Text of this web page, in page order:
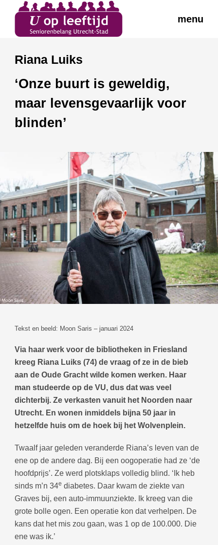
menu
Riana Luiks
‘Onze buurt is geweldig,
maar levensgevaarlijk voor
blinden’
Tekst en beeld: Moon Saris – januari 2024
Via haar werk voor de bibliotheken in Friesland
kreeg Riana Luiks (74) de vraag of ze in de bieb
aan de Oude Gracht wilde komen werken. Haar
man studeerde op de VU, dus dat was veel
dichterbij. Ze verkasten vanuit het Noorden naar
Utrecht. En wonen inmiddels bijna 50 jaar in
hetzelfde huis om de hoek bij het Wolvenplein.
Twaalf jaar geleden veranderde Riana’s leven van de
ene op de andere dag. Bij een oogoperatie had ze ‘de
hoofdprijs’. Ze werd plotsklaps volledig blind. ‘Ik heb
sinds m’n 34e diabetes. Daar kwam de ziekte van
Graves bij, een auto-immuunziekte. Ik kreeg van die
grote bolle ogen. Een operatie kon dat verhelpen. De
kans dat het mis zou gaan, was 1 op de 100.000. Die
ene was ik.’